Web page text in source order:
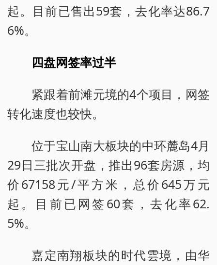
起。目前已售出59套，去化率达86.7
6%。
四盘网签率过半
紧跟着前滩元境的4个项目，网签
转化速度也较快。
位于宝山南大板块的中环麓岛4月
29日三批次开盘，推出96套房源，均
价67158元/平方米，总价645万元
起。目前已网签60套，去化率62.
5%。
嘉定南翔板块的时代雲境，由华